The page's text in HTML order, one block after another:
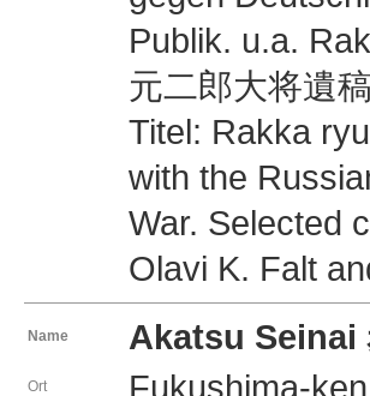
Publik. u.a.
元二郎大将遺
Titel: Rakka
with the
War. Selected
Olavi K. Falt
Name Akatsu Seinai
Ort Fukushima-ken